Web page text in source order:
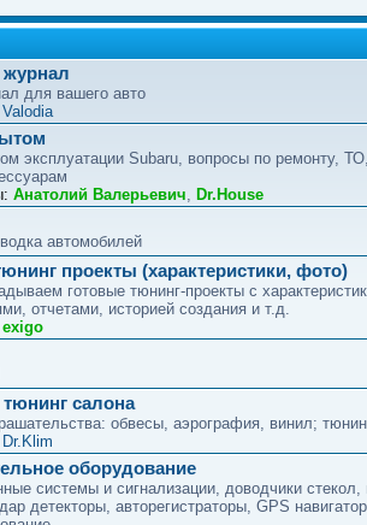
для вашего авто
Valodia
эксплуатации Subaru, вопросы по ремонту,
Анатолий Валерьевич, Dr.House
автомобилей
проекты (характеристики, фото)
готовые тюнинг-проекты с
отчетами, историей создания и т.д.
exigo
тюнинг салона
обвесы, аэрография, винил;
Dr.Klim
оборудование
системы и сигнализации, доводчики стекол,
детекторы, авторегистраторы, GPS